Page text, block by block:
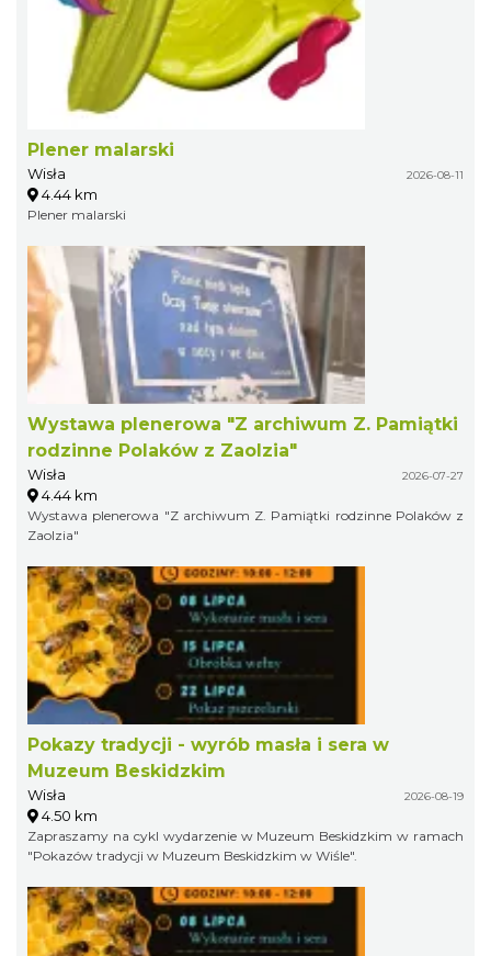
Plener malarski
Wisła 2026-08-11
4.44 km
Plener malarski
Wystawa plenerowa "Z archiwum Z. Pamiątki
rodzinne Polaków z Zaolzia"
Wisła 2026-07-27
4.44 km
Wystawa plenerowa "Z archiwum Z. Pamiątki rodzinne Polaków z
Zaolzia"
Pokazy tradycji - wyrób masła i sera w
Muzeum Beskidzkim
Wisła 2026-08-19
4.50 km
Zapraszamy na cykl wydarzenie w Muzeum Beskidzkim w ramach
"Pokazów tradycji w Muzeum Beskidzkim w Wiśle".